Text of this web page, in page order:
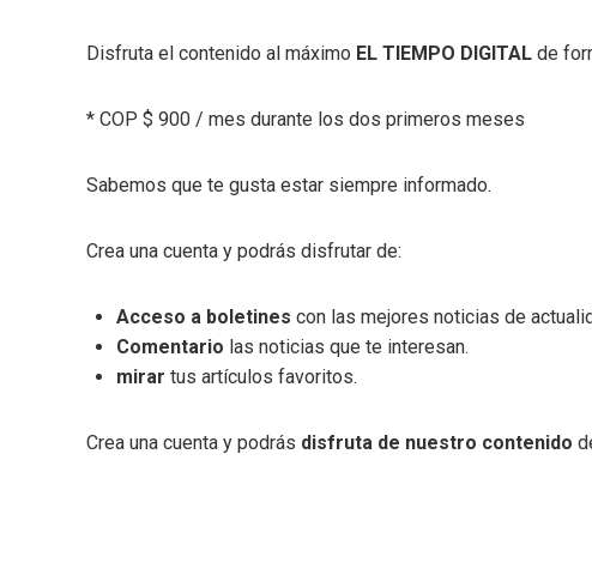
Disfruta el contenido al máximo EL TIEMPO DIGITAL de
* COP $ 900 / mes durante los dos primeros meses
Sabemos que te gusta estar siempre informado.
Crea una cuenta y podrás disfrutar de:
Acceso a boletines con las mejores noticias de
Comentario las noticias que te interesan.
mirar tus artículos favoritos.
Crea una cuenta y podrás disfruta de nuestro contenido